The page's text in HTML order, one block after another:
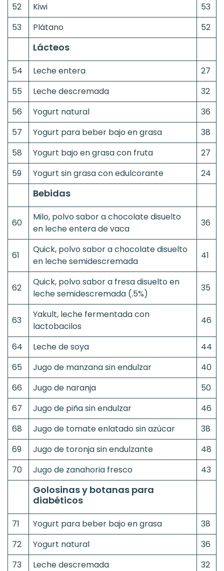
52 Kiwi
53
53
Plátano 52
Lácteos
54 Leche entera
27
55
Leche descremada
32
56
Yogurt natural
36
57
Yogurt para beber bajo en grasa
38
58
Yogurt bajo en grasa con fruta
27
59
Yogurt sin grasa con edulcorante 24
Bebidas
60
Milo, polvo sabor a chocolate disuelto
en leche entera de vaca
36
61
Quick, polvo sabor a chocolate disuelto
en leche semidescremada
41
62
Quick, polvo sabor a fresa disuelto en
leche semidescremada (.5%)
35
63
Yakult, leche fermentada con
lactobacilos
46
64 Leche de soya
44
65
Jugo de manzana sin endulzar
40
66
Jugo de naranja
50
67
Jugo de piña sin endulzar
46
68
Jugo de tomate enlatado sin azúcar
38
69
Jugo de toronja sin endulzante
48
70
Jugo de zanahoria fresco 43
Golosinas y botanas para
diabéticos
71 Yogurt para beber bajo en grasa
38
72
Yogurt natural
36
73
Leche descremada
32